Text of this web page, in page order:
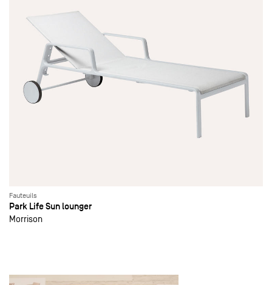
Fauteuils
Park Life Sun lounger
Morrison